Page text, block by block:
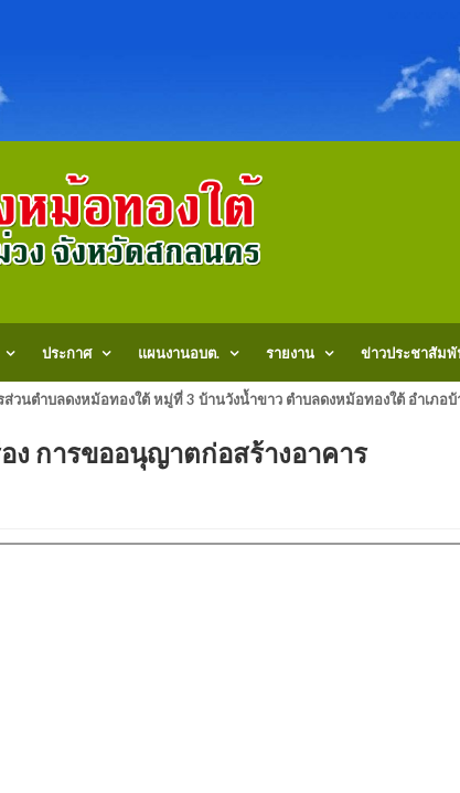
ประกาศ แผนงานอบต. รายงาน ข่าวประชาสัม
ส่วนตำบลดงหม้อทองใต้ หมู่ที่ 3 บ้านวังน้ำขาว ตำบลดงหม้อทองใต้ อำเ
ง การขออนุญาตก่อสร้างอาคาร